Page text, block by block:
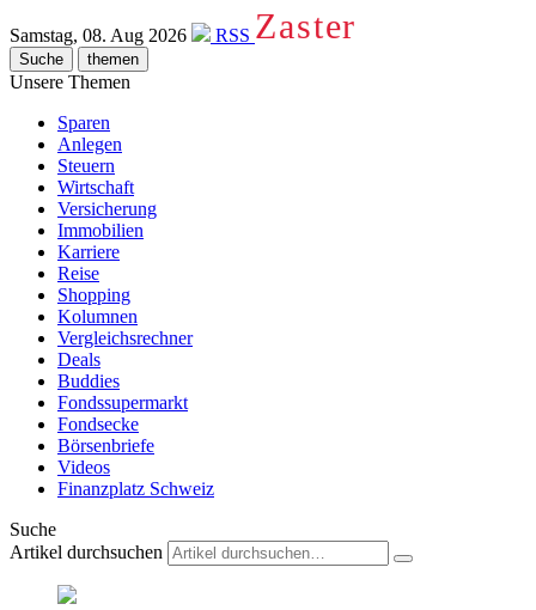
Samstag, 08. Aug 2026 RSS Zaster
Suche themen
Unsere Themen
Sparen
Anlegen
Steuern
Wirtschaft
Versicherung
Immobilien
Karriere
Reise
Shopping
Kolumnen
Vergleichsrechner
Deals
Buddies
Fondssupermarkt
Fondsecke
Börsenbriefe
Videos
Finanzplatz Schweiz
Suche
Artikel durchsuchen